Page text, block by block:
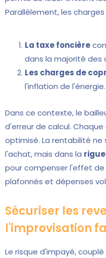
Parallèlement, les
La taxe foncière
dans la majorité des
Les charges de
l'inflation de l'énergie.
Dans ce contexte, le
d'erreur de calcul.
optimisé. La rentabilité ne
l'achat, mais dans la
pour compenser l'effet
plafonnés et dépenses
Sécuriser les
l'improvisation
Le risque d'impayé,